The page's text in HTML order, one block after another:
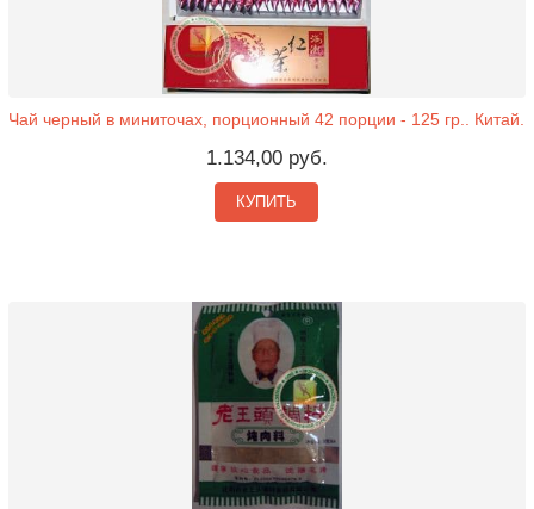
Чай черный в миниточах, порционный 42 порции - 125 гр.. Китай.
1.134,00 руб.
КУПИТЬ